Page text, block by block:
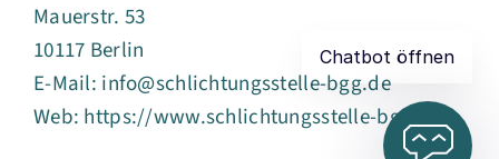
Mauerstr. 53
10117 Berlin
E-Mail: info@schlichtungsstelle-bgg.de
Web: https://www.schlichtungsstelle-bgg.de